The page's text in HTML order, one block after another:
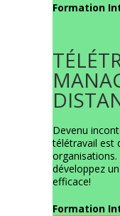
Formation
Devenu
télétravail est
développez
efficace!
Formation